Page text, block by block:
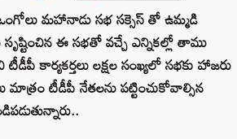
ఒంగోలు మహానాడు సభ సక్సెస్ తో ఉమ్మడి
ఈ సభతో వచ్చే ఎన్నికల్లో తాము
కార్యకర్తలు లక్షల సంఖ్యలో సభకు హాజరు
టీడీపీ నేతలను పట్టించుకోవాల్సిన